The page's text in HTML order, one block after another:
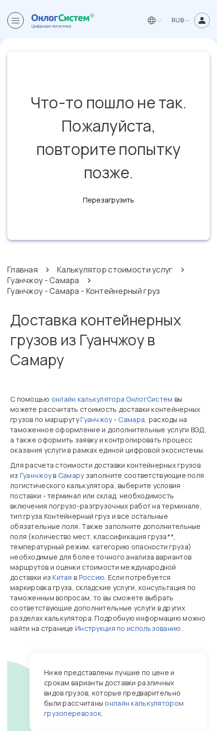
RUB
Что-то пошло не так.
Пожалуйста,
повторите попытку
позже.
Перезагрузить
Главная
Калькулятор стоимости услуг
Гуанчжоу - Самара
Гуанчжоу - Самара - Контейнерный груз
Доставка контейнерных
грузов из Гуанчжоу в
Самару
С помощью онлайн калькулятора ОнлогСистем вы
можете рассчитать стоимость доставки контейнерных
грузов по маршрутуГуанчжоу- Самара, расходы на
таможенное оформление и дополнительные услуги ВЭД,
а также оформить заявку и контролировать процесс
оказания услуги в рамках единой цифровой экосистемы.
Для расчета стоимости доставки контейнерных грузов
из Гуанчжоув Самарузаполните соответствующие поля
логистического калькулятора, выберите условия
поставки - терминал или склад, необходимость
включения погрузо-разгрузочных работ на терминале,
тип груза Контейнерный груз и все остальные
обязательные поля. Также заполните дополнительные
поля (количество мест, классификация груза**,
температурный режим, категорию опасности груза)
необходимые для более точного анализа вариантов
маршрутов и оценки стоимости международной
доставки изКитая в Россию. Если потребуется
маркировка груза, складские услуги, консультация по
таможенным вопросам, то вы сможете выбрать
соответствующие дополнительные услуги в других
разделах калькулятора. Подробную информацию можно
найти на страницеИнструкция по использованию.
Ниже представлены лучшие по цене и
срокам варианты доставки различных
видов грузов, которые предварительно
были рассчитаны онлайн калькулятором
грузоперевозок.